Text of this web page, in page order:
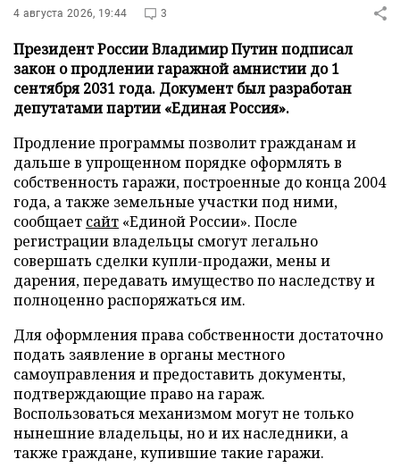
4 августа 2026, 19:44 3
Президент России Владимир Путин подписал
закон о продлении гаражной амнистии до 1
сентября 2031 года. Документ был разработан
депутатами партии «Единая Россия».
Продление программы позволит гражданам и
дальше в упрощенном порядке оформлять в
собственность гаражи, построенные до конца 2004
года, а также земельные участки под ними,
сообщает сайт «Единой России». После
регистрации владельцы смогут легально
совершать сделки купли-продажи, мены и
дарения, передавать имущество по наследству и
полноценно распоряжаться им.
Для оформления права собственности достаточно
подать заявление в органы местного
самоуправления и предоставить документы,
подтверждающие право на гараж.
Воспользоваться механизмом могут не только
нынешние владельцы, но и их наследники, а
также граждане, купившие такие гаражи.